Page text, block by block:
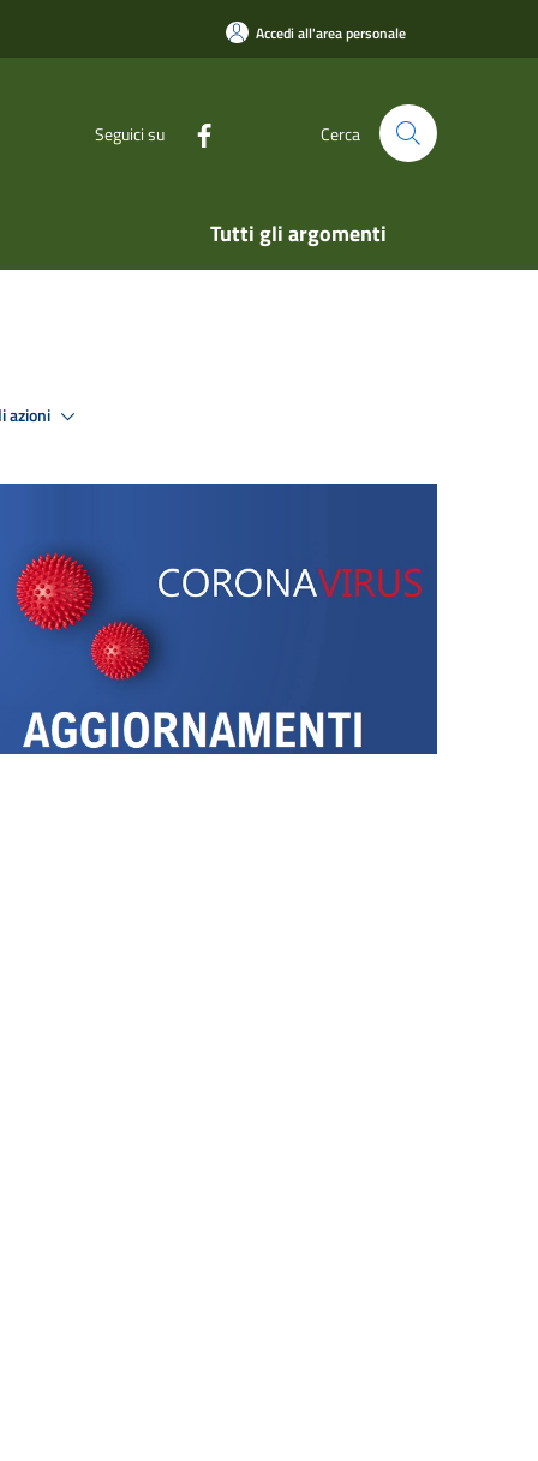
Accedi all'area personale
Seguici su Cerca
Tutti gli argomenti
azioni